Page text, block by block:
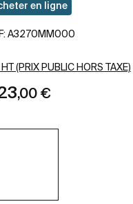
en ligne
A3270MM000
HT (PRIX PUBLIC HORS TAXE)
,00 €